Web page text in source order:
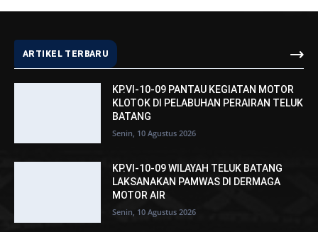
ARTIKEL TERBARU
KP.VI-10-09 PANTAU KEGIATAN MOTOR
KLOTOK DI PELABUHAN PERAIRAN TELUK
BATANG
Senin, 10 Agustus 2026
KP.VI-10-09 WILAYAH TELUK BATANG
LAKSANAKAN PAMWAS DI DERMAGA
MOTOR AIR
Senin, 10 Agustus 2026